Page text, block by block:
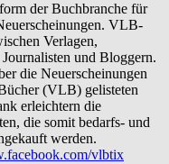
der Buchbranche für
VLB-
Verlagen,
und Bloggern.
die Neuerscheinungen
(VLB) gelisteten
erleichtern die
die somit bedarfs- und
werden.
vlbtix